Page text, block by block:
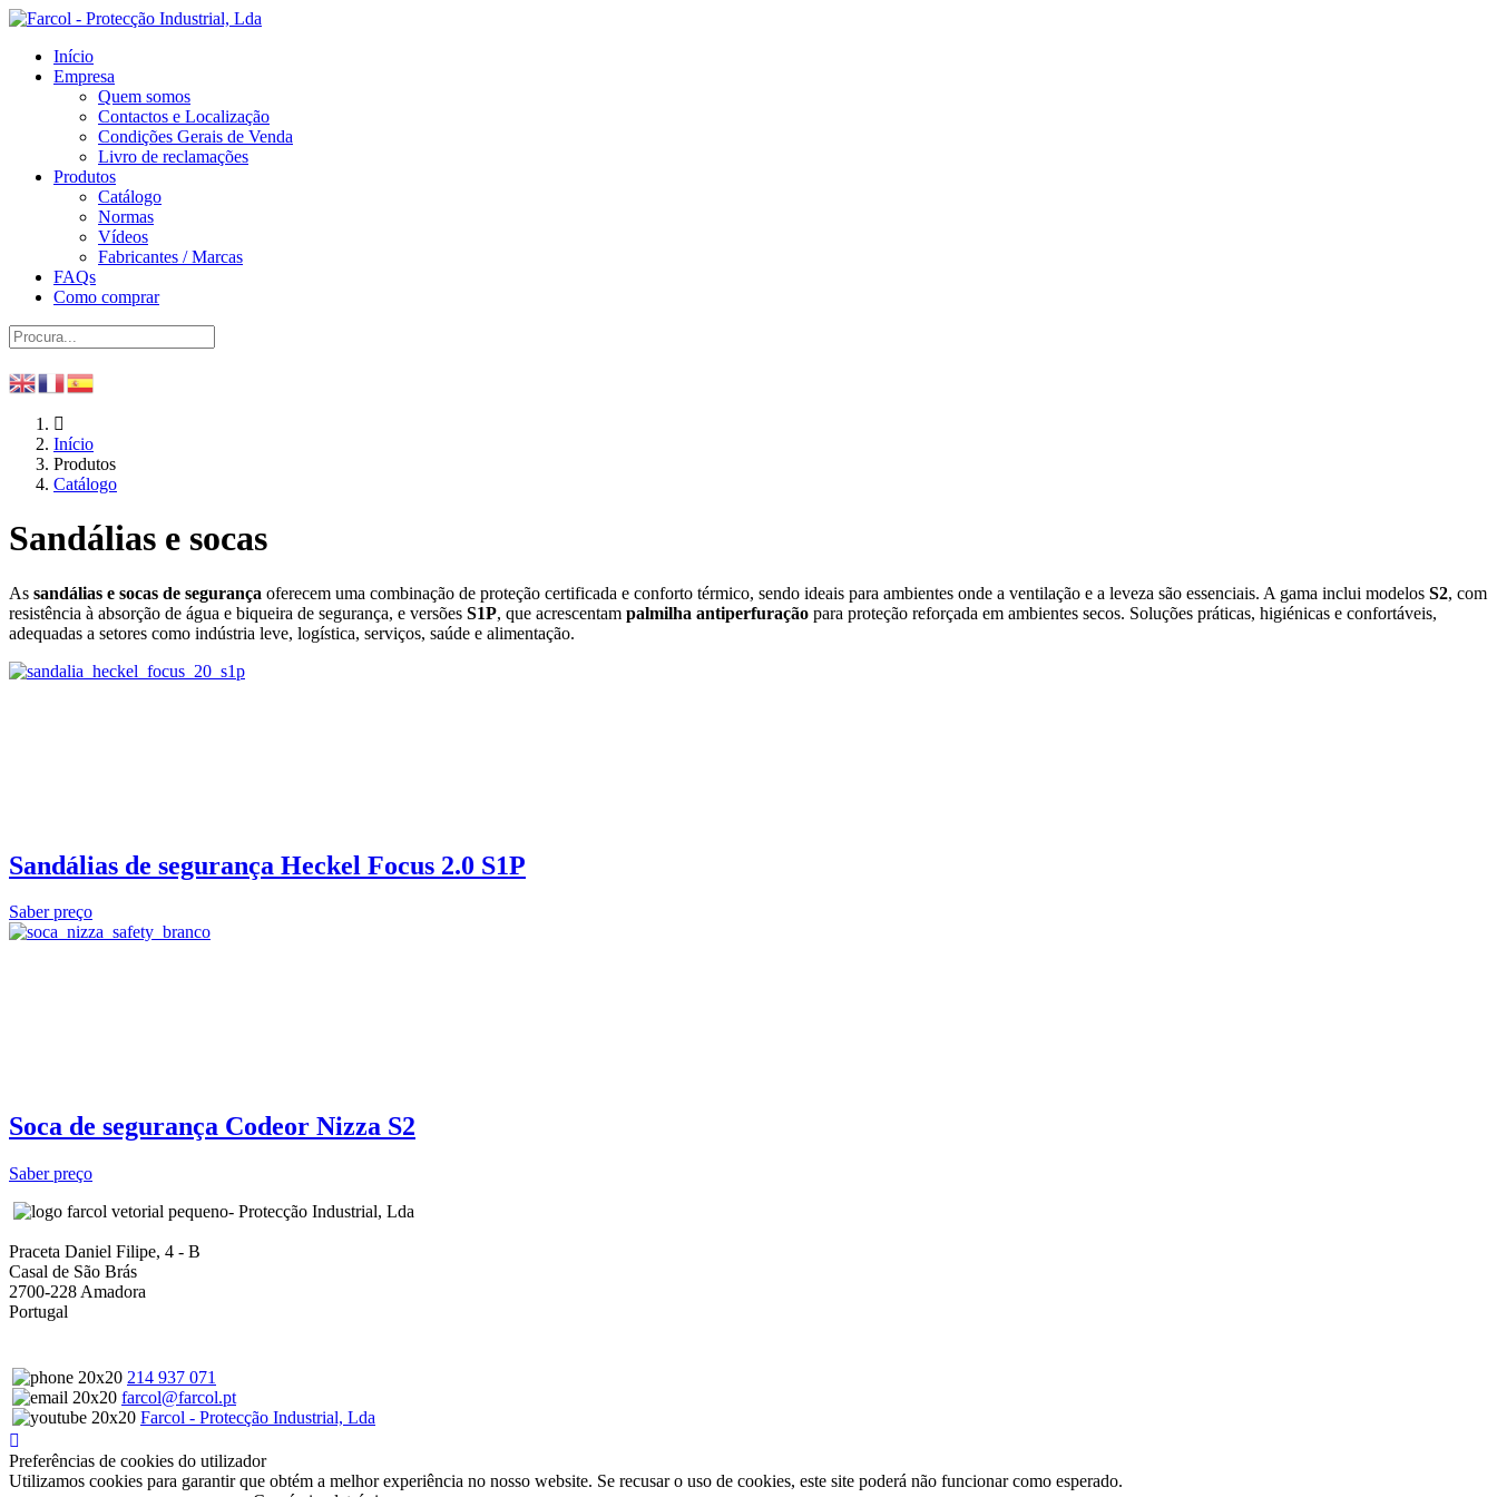
Início
Empresa
Quem somos
Contactos e Localização
Condições Gerais de Venda
Livro de reclamações
Produtos
Catálogo
Normas
Vídeos
Fabricantes / Marcas
FAQs
Como comprar
Início
Produtos
Catálogo
Sandálias e socas
As sandálias e socas de segurança oferecem uma combinação de proteção certificada e conforto térmico, sendo ideais para ambientes onde a ventilação e a leveza são essenciais. A gama inclui modelos S2, com
resistência à absorção de água e biqueira de segurança, e versões S1P, que acrescentam palmilha antiperfuração para proteção reforçada em ambientes secos. Soluções práticas, higiénicas e confortáveis,
adequadas a setores como indústria leve, logística, serviços, saúde e alimentação.
Sandálias de segurança Heckel Focus 2.0 S1P
Saber preço
Soca de segurança Codeor Nizza S2
Saber preço
- Protecção Industrial, Lda
Praceta Daniel Filipe, 4 - B
Casal de São Brás
2700-228 Amadora
Portugal
214 937 071
farcol@farcol.pt
Farcol - Protecção Industrial, Lda
Preferências de cookies do utilizador
Utilizamos cookies para garantir que obtém a melhor experiência no nosso website. Se recusar o uso de cookies, este site poderá não funcionar como esperado.